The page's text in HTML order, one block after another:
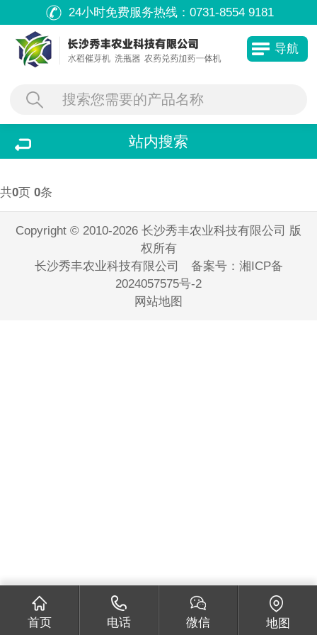
24小时免费服务热线： 0731-8554 9181
导航
站内搜索
共0页 0条
Copyright © 2010-2026 长沙秀丰农业科技有限公司 版
权所有
长沙秀丰农业科技有限公司 备案号： 湘ICP备
2024057575号-2
网站地图
首页 电话 微信 地图